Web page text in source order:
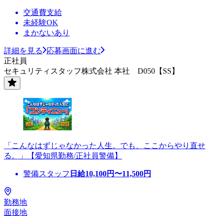
交通費支給
未経験OK
まかないあり
詳細を見る
応募画面に進む
正社員
セキュリティスタッフ株式会社 本社 D050【SS】
「こんなはずじゃなかった人生。でも、ここからやり直せ
る。」【愛知県勤務/正社員警備】
警備スタッフ 日給10,100円〜11,500円
勤務地
面接地